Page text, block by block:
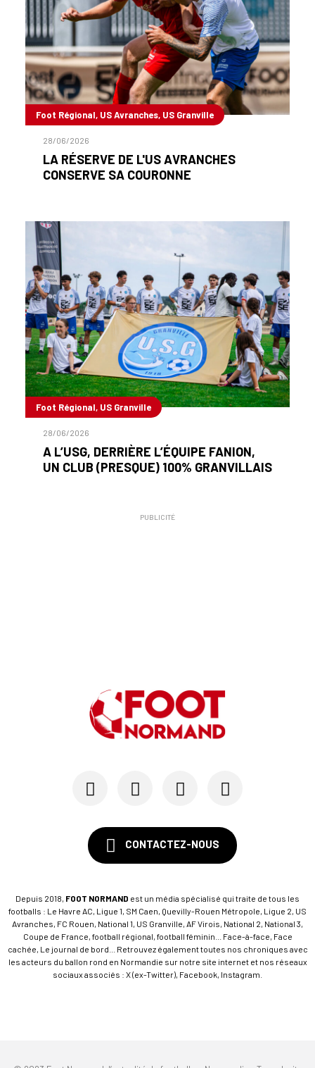
Foot Régional, US Avranches, US Granville
28/06/2026
LA RÉSERVE DE L'US AVRANCHES
CONSERVE SA COURONNE
Foot Régional, US Granville
28/06/2026
A L’USG, DERRIÈRE L’ÉQUIPE FANION,
UN CLUB (PRESQUE) 100% GRANVILLAIS
PUBLICITÉ
CONTACTEZ-NOUS
Depuis 2018, FOOT NORMAND est un média spécialisé qui traite de tous les
footballs : Le Havre AC, Ligue 1, SM Caen, Quevilly-Rouen Métropole, Ligue 2, US
Avranches, FC Rouen, National 1, US Granville, AF Virois, National 2, National 3,
Coupe de France, football régional, football féminin... Face-à-face, Face
cachée, Le journal de bord... Retrouvez également toutes nos chroniques avec
les acteurs du ballon rond en Normandie sur notre site internet et nos réseaux
sociaux associés : X (ex-Twitter), Facebook, Instagram.